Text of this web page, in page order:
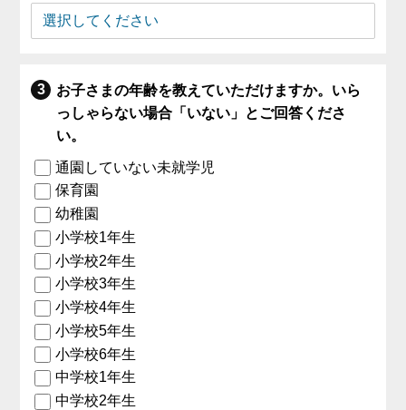
お子さまの年齢を教えていただけますか。いら
っしゃらない場合「いない」とご回答くださ
い。
通園していない未就学児
保育園
幼稚園
小学校1年生
小学校2年生
小学校3年生
小学校4年生
小学校5年生
小学校6年生
中学校1年生
中学校2年生